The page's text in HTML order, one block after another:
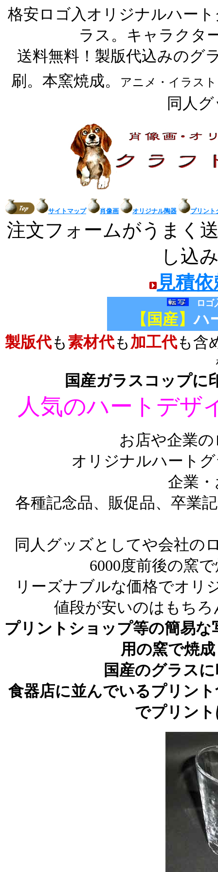
格安ロゴ入オリジナルハー
ラス。キャラクタ
送料無料！製版代込みのグ
刷。本窯焼成。
アニメ・イラス
同人
サイトマップ 肖像画 オリジナル陶器 プリント
注文フォームがうまく
し込
見積
ロ
【国産】ハ
製版代も 素材代も 加工代も含
国産ガラスコップに
人気のハートデザ
お店や企業
オリジナルハート
企業
各種記念品、販促品、卒業
同人グッズとしてや会社
6000度前後の窯
リーズナブルな価格でオリ
値段が安いのはもち
プリントショップ等の簡易
用の窯で焼
国産のグラス
食器店に並んでいるプリン
でプリン